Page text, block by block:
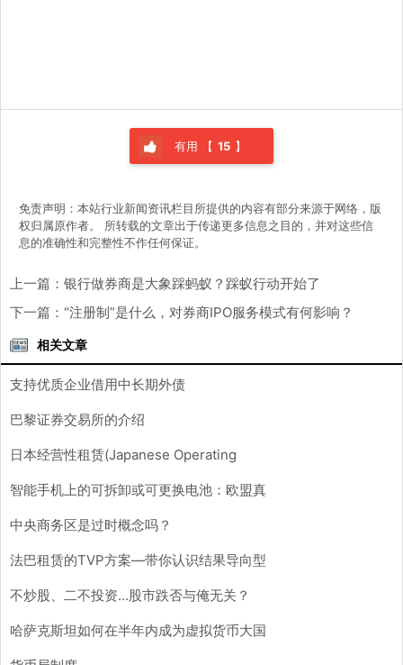
有用 【 15 】
免责声明：本站行业新闻资讯栏目所提供的内容有部分来源于网络，版
权归属原作者。 所转载的文章出于传递更多信息之目的，并对这些信
息的准确性和完整性不作任何保证。
上一篇： 银行做券商是大象踩蚂蚁？踩蚁行动开始了
下一篇： “注册制”是什么，对券商IPO服务模式有何影响？
相关文章
支持优质企业借用中长期外债
巴黎证券交易所的介绍
日本经营性租赁(Japanese Operating
智能手机上的可拆卸或可更换电池：欧盟真
中央商务区是过时概念吗？
法巴租赁的TVP方案—带你认识结果导向型
不炒股、二不投资...股市跌否与俺无关？
哈萨克斯坦如何在半年内成为虚拟货币大国